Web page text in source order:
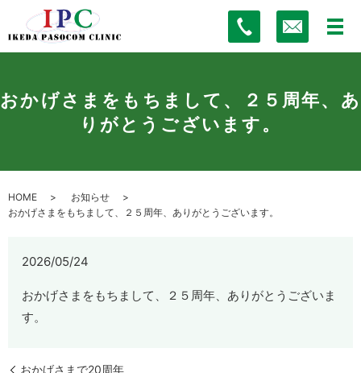
おかげさまをもちまして、２５周年、あ
りがとうございます。
HOME
お知らせ
おかげさまをもちまして、２５周年、ありがとうございます。
2026/05/24
おかげさまをもちまして、２５周年、ありがとうございま
す。
おかげさまで20周年